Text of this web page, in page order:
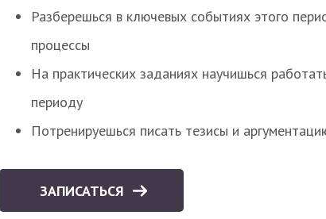
Разберешься в ключевых событиях этого
процессы
На практических заданиях научишься
периоду
Потренируешься писать тезисы и
ЗАПИСАТЬСЯ